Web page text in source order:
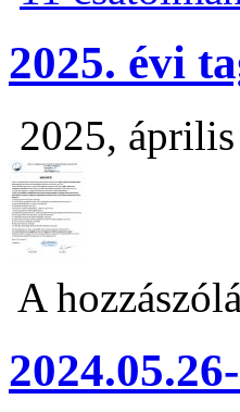
2025. évi
2025,
A